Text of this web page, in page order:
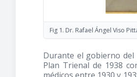
Fig 1. Dr. Rafael Ángel Viso
Durante el gobierno del
Plan Trienal de 1938